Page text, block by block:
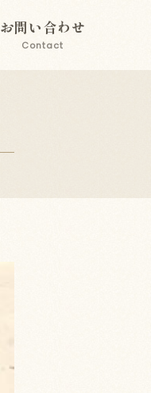
お問い合わせ
Contact